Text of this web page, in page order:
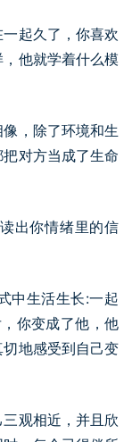
起久了，你喜欢
他就学着什么模
，除了环境和生
对方当成了生命
出你情绪里的信
中生活生长:一起
你变成了他，他
地感受到自己变
观相近，并且欣